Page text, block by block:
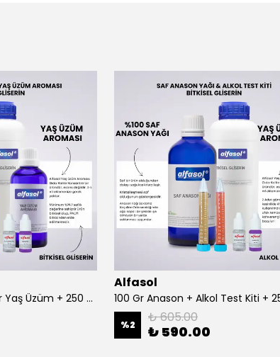
100 Gr Anason + 10 Gr Yaş Üzüm + 250 Gr Gliserin + Alkol Test Kiti
Alfasol
%2 ₺ 605.00
₺ 590.00